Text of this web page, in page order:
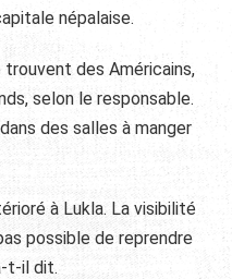
népalaise.
des Américains,
selon le responsable.
des salles à manger
à Lukla. La visibilité
possible de reprendre
t-il dit.